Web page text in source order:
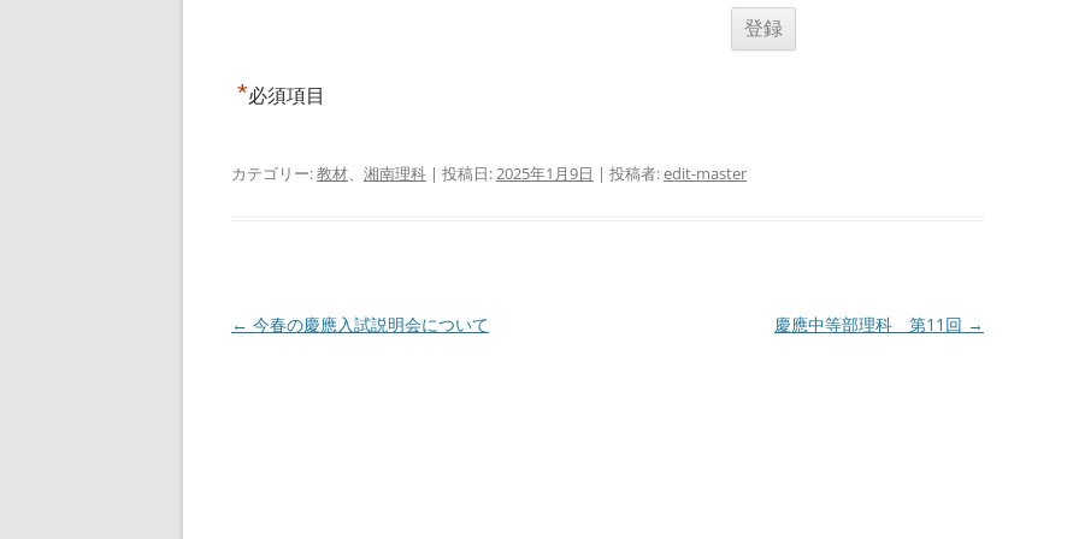
*必須項目
カテゴリー:教材、 湘南理科 | 投稿日:2025年1月9日 | 投稿者:edit-master
投
← 今春の慶應入試説明会について 慶應中等部理科 第11回 →